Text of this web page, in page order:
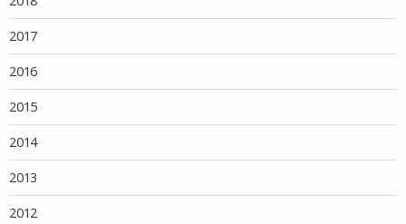
2017
2016
2015
2014
2013
2012